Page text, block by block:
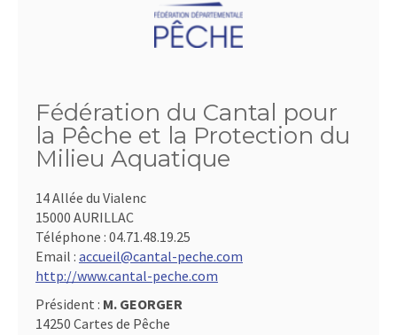
Fédération du Cantal pour
la Pêche et la Protection du
Milieu Aquatique
14 Allée du Vialenc
15000 AURILLAC
Téléphone : 04.71.48.19.25
Email : accueil@cantal-peche.com
http://www.cantal-peche.com
Président : M. GEORGER
14250 Cartes de Pêche